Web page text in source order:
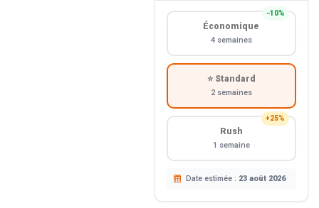
−10%
Économique
4 semaines
⭐ Standard
2 semaines
+25%
Rush
1 semaine
Date estimée : 23 août 2026